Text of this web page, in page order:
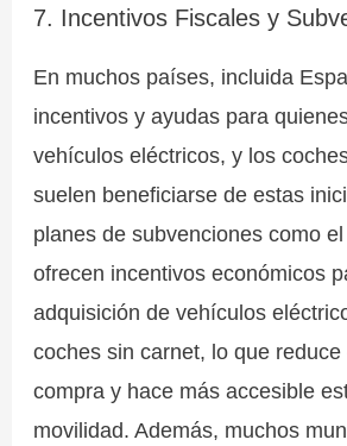
7. Incentivos Fiscales y
En muchos países, incluida
incentivos y ayudas para
vehículos eléctricos, y los
suelen beneficiarse de estas
planes de subvenciones como
ofrecen incentivos económicos
adquisición de vehículos
coches sin carnet, lo que
compra y hace más accesible
movilidad. Además, muchos